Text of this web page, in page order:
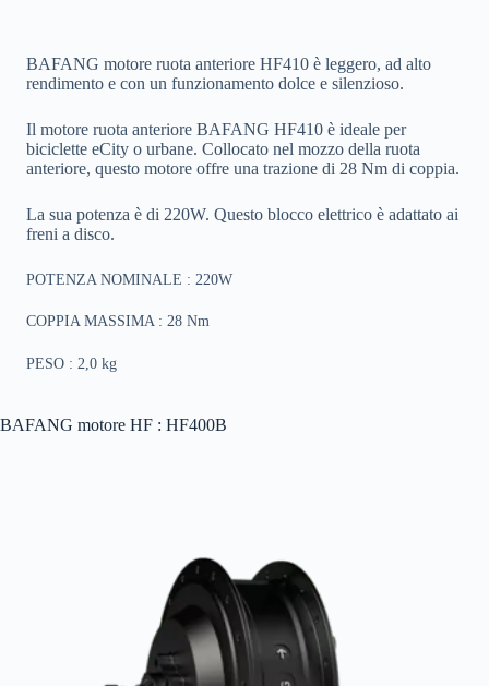
BAFANG motore ruota anteriore HF410 è leggero, ad alto
rendimento e con un funzionamento dolce e silenzioso.
Il motore ruota anteriore BAFANG HF410 è ideale per
biciclette eCity o urbane. Collocato nel mozzo della ruota
anteriore, questo motore offre una trazione di 28 Nm di coppia.
La sua potenza è di 220W. Questo blocco elettrico è adattato ai
freni a disco.
POTENZA NOMINALE : 220W
COPPIA MASSIMA : 28 Nm
PESO : 2,0 kg
BAFANG motore HF : HF400B